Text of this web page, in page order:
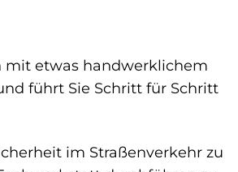
mit etwas handwerklichem
führt Sie Schritt für Schritt
im Straßenverkehr zu